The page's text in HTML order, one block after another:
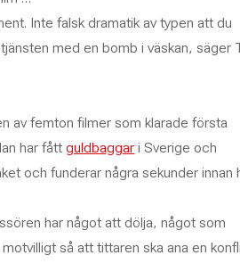
Inte falsk dramatik av typen att du
med en bomb i väskan, säger
av femton filmer som klarade första
har fått guldbaggar i Sverige och
och funderar några sekunder innan
har något att dölja, något som
så att tittaren ska ana en